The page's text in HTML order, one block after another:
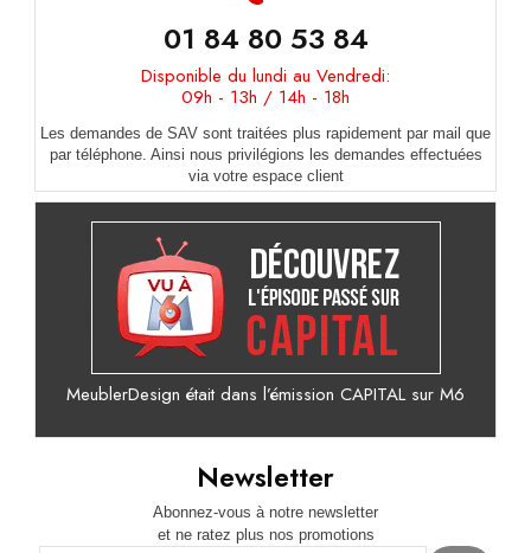
01 84 80 53 84
Disponible du lundi au Vendredi:
09h - 13h / 14h - 18h
Les demandes de SAV sont traitées plus rapidement par mail que
par téléphone. Ainsi nous privilégions les demandes effectuées
via votre espace client
MeublerDesign était dans l’émission CAPITAL sur M6
Newsletter
Abonnez-vous à notre newsletter
et ne ratez plus nos promotions